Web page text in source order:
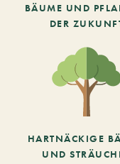
BÄUME UND
DER
HARTNÄCKIGE
UND